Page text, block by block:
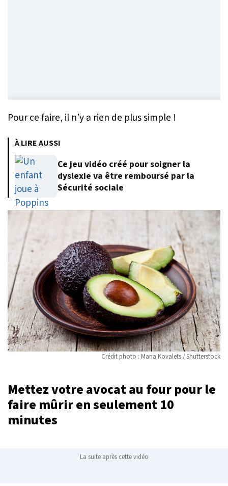
Pour ce faire, il n’y a rien de plus simple !
À LIRE AUSSI
Ce jeu vidéo créé pour soigner la
dyslexie va être remboursé par la
Sécurité sociale
Crédit photo : Maria Kovalets / Shutterstock
Mettez votre avocat au four pour le
faire mûrir en seulement 10
minutes
La suite après cette vidéo